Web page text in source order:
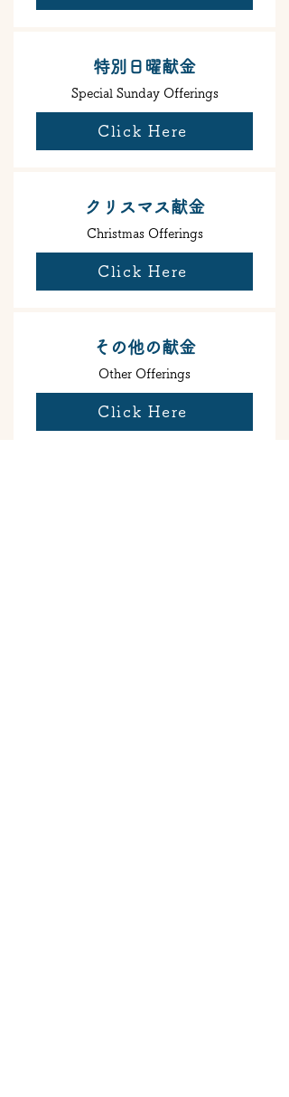
特別日曜献金
Special Sunday Offerings
Click Here
クリスマス献金
Christmas Offerings
Click Here
その他の献金
Other Offerings
Click Here